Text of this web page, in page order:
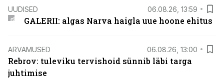
UUDISED 06.08.26, 13:59
GALERII: algas Narva haigla uue hoone ehitus
ARVAMUSED 06.08.26, 13:00
Rebrov: tuleviku tervishoid sünnib läbi targa
juhtimise